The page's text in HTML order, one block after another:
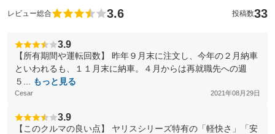
レビュー総合 3.6 投稿数33
3.9
【所有期間や運転回数】 昨年９月末に注文し、今年の２月納車
といわれるも、１１月末に納車。４月からは再就職先への週
５...
もっと見る
Cesar 2021年08月29日
3.9
【このクルマの良い点】 ヤリスシリーズ特有の「軽快さ」「安